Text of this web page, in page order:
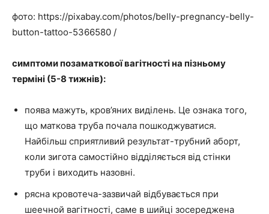
фото: https://pixabay.com/photos/belly-pregnancy-belly-
button-tattoo-5366580 /
симптоми позаматкової вагітності на пізньому
терміні (5-8 тижнів):
поява мажуть, кров’яних виділень. Це ознака того,
що маткова труба почала пошкоджуватися.
Найбільш сприятливий результат-трубний аборт,
коли зигота самостійно відділяється від стінки
труби і виходить назовні.
рясна кровотеча-зазвичай відбувається при
шеечной вагітності, саме в шийці зосереджена